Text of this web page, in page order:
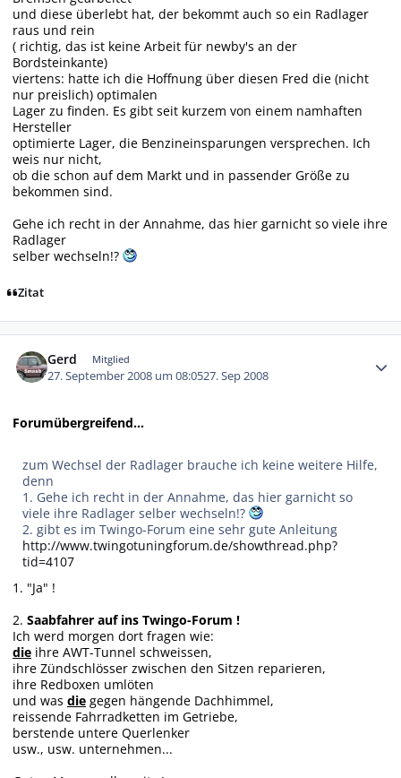
und diese überlebt hat, der bekommt auch so ein Radlager
raus und rein
( richtig, das ist keine Arbeit für newby's an der
Bordsteinkante)
viertens: hatte ich die Hoffnung über diesen Fred die (nicht
nur preislich) optimalen
Lager zu finden. Es gibt seit kurzem von einem namhaften
Hersteller
optimierte Lager, die Benzineinsparungen versprechen. Ich
weis nur nicht,
ob die schon auf dem Markt und in passender Größe zu
bekommen sind.
Gehe ich recht in der Annahme, das hier garnicht so viele ihre
Radlager
selber wechseln!?
Zitat
Gerd Mitglied
27. September 2008 um 08:0527. Sep 2008
Forumübergreifend...
zum Wechsel der Radlager brauche ich keine weitere Hilfe,
denn
1. Gehe ich recht in der Annahme, das hier garnicht so
viele ihre Radlager selber wechseln!?
2. gibt es im Twingo-Forum eine sehr gute Anleitung
http://www.twingotuningforum.de/showthread.php?
tid=4107
1. "Ja" !
2. Saabfahrer auf ins Twingo-Forum !
Ich werd morgen dort fragen wie:
die ihre AWT-Tunnel schweissen,
ihre Zündschlösser zwischen den Sitzen reparieren,
ihre Redboxen umlöten
und was die gegen hängende Dachhimmel,
reissende Fahrradketten im Getriebe,
berstende untere Querlenker
usw., usw. unternehmen...